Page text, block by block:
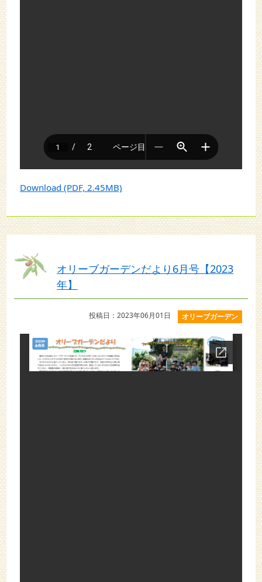
Download (PDF, 2.45MB)
オリーブガーデンだより6月号【2023
年】
オリーブガーデン
投稿日：2023年06月01日